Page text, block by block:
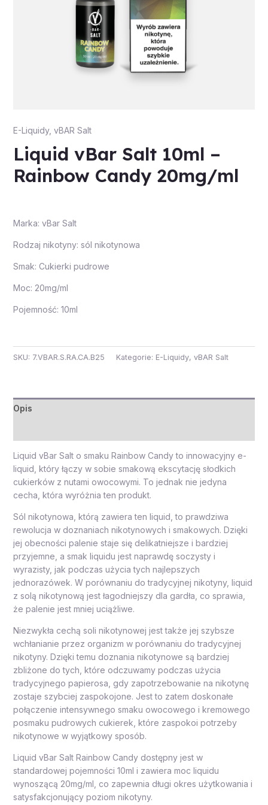
E-Liquidy, vBAR Salt
Liquid vBar Salt 10ml –
Rainbow Candy 20mg/ml
Marka: vBar Salt
Rodzaj nikotyny: sól nikotynowa
Smak: Cukierki pudrowe
Moc: 20mg/ml
Pojemność: 10ml
SKU: 7.VBAR.S.RA.CA.B25 Kategorie: E-Liquidy, vBAR Salt
Opis
Liquid vBar Salt o smaku Rainbow Candy to innowacyjny e-
liquid, który łączy w sobie smakową ekscytację słodkich
cukierków z nutami owocowymi. To jednak nie jedyna
cecha, która wyróżnia ten produkt.
Sól nikotynowa, którą zawiera ten liquid, to prawdziwa
rewolucja w doznaniach nikotynowych i smakowych. Dzięki
jej obecności palenie staje się delikatniejsze i bardziej
przyjemne, a smak liquidu jest naprawdę soczysty i
wyrazisty, jak podczas użycia tych najlepszych
jednorazówek. W porównaniu do tradycyjnej nikotyny, liquid
z solą nikotynową jest łagodniejszy dla gardła, co sprawia,
że palenie jest mniej uciążliwe.
Niezwykła cechą soli nikotynowej jest także jej szybsze
wchłanianie przez organizm w porównaniu do tradycyjnej
nikotyny. Dzięki temu doznania nikotynowe są bardziej
zbliżone do tych, które odczuwamy podczas użycia
tradycyjnego papierosa, gdy zapotrzebowanie na nikotynę
zostaje szybciej zaspokojone. Jest to zatem doskonałe
połączenie intensywnego smaku owocowego i kremowego
posmaku pudrowych cukierek, które zaspokoi potrzeby
nikotynowe w wyjątkowy sposób.
Liquid vBar Salt Rainbow Candy dostępny jest w
standardowej pojemności 10ml i zawiera moc liquidu
wynoszącą 20mg/ml, co zapewnia długi okres użytkowania i
satysfakcjonujący poziom nikotyny.